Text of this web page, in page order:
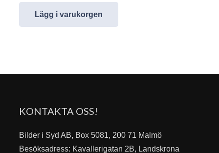
Lägg i varukorgen
KONTAKTA OSS!
Bilder i Syd AB, Box 5081, 200 71 Malmö
Besöksadress: Kavallerigatan 2B, Landskrona